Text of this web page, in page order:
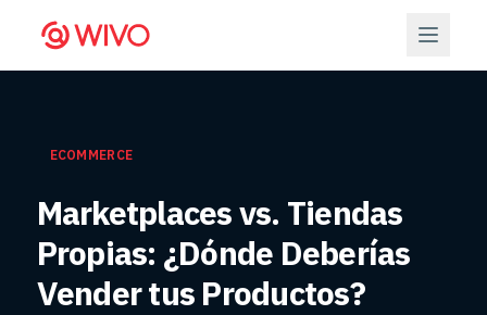
ECOMMERCE
Marketplaces vs. Tiendas
Propias: ¿Dónde Deberías
Vender tus Productos?